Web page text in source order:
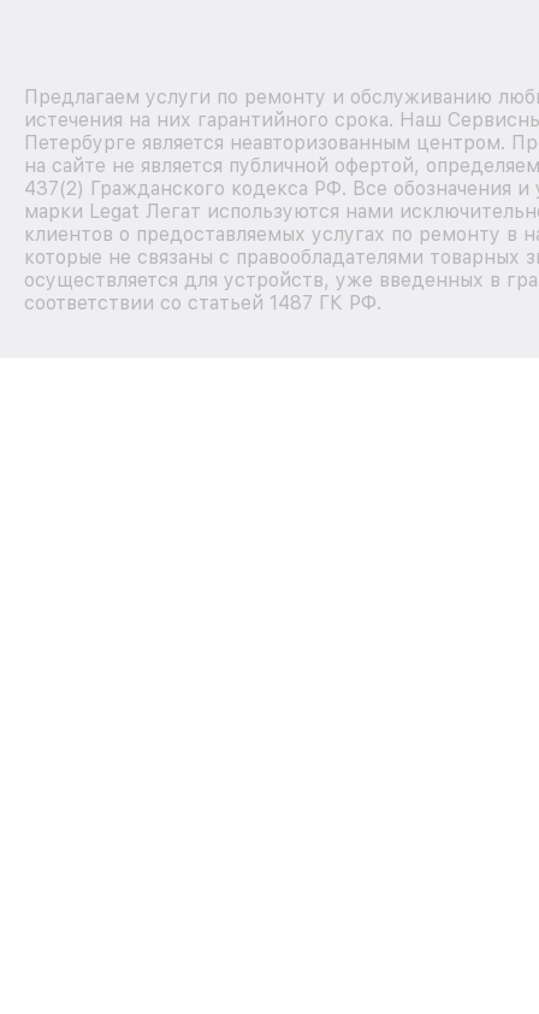
Предлагаем услуги по ремонту и обслуживанию
истечения на них гарантийного срока. Наш
Петербурге является неавторизованным центром.
на сайте не является публичной офертой,
437(2) Гражданского кодекса РФ. Все обозначения и
марки Legat Легат используются нами
клиентов о предоставляемых услугах по ремонту в
которые не связаны с правообладателями товарных
осуществляется для устройств, уже введенных в
соответствии со статьей 1487 ГК РФ.